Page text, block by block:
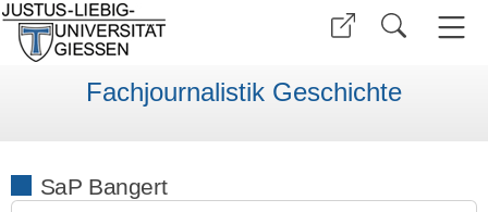
Fachjournalistik Geschichte
SaP Bangert